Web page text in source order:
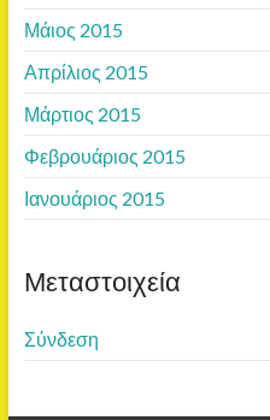
Μάιος 2015
Απρίλιος 2015
Μάρτιος 2015
Φεβρουάριος 2015
Ιανουάριος 2015
Μεταστοιχεία
Σύνδεση